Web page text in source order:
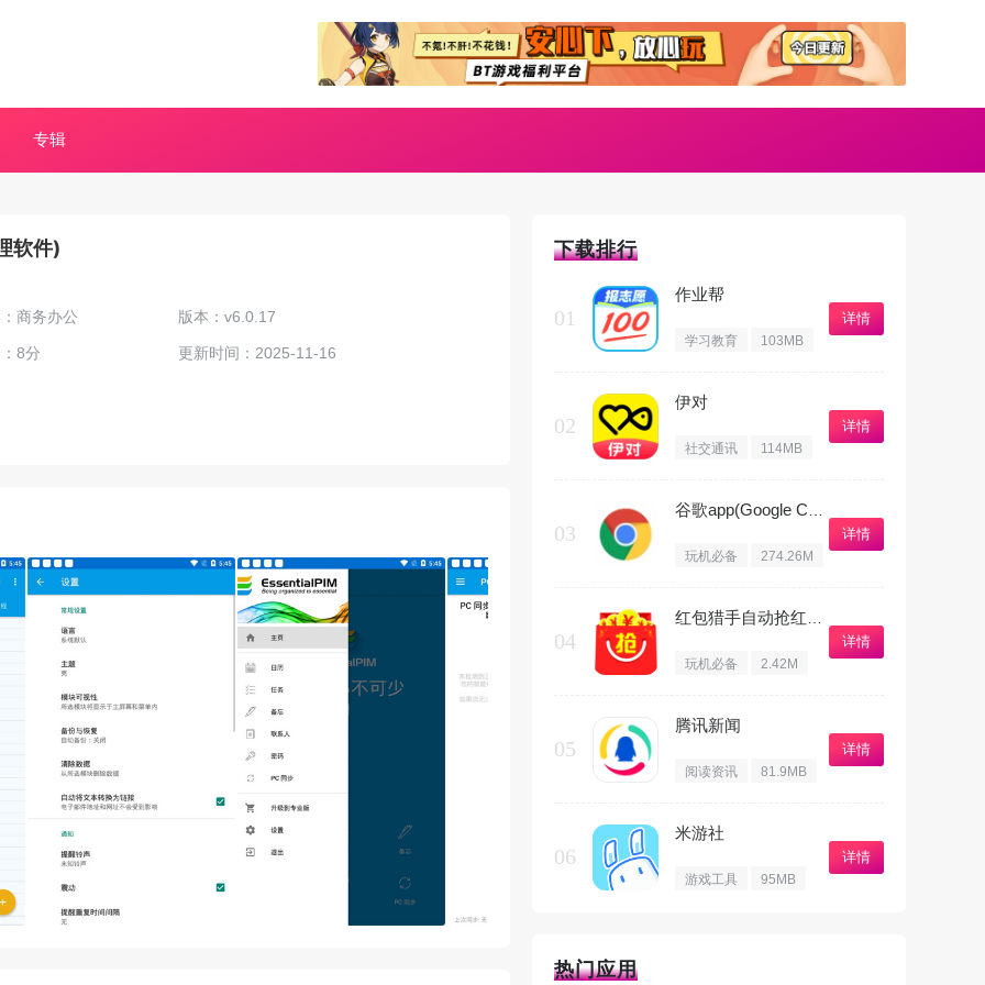
专辑
软件)
商务办公 版本：v6.0.17
8分 更新时间：2025-11-16
下载排行
01
作业帮
学习教育 103MB
详情
02
伊对
社交通讯 114MB
详情
03
玩机必备 274.26M
详情
04
玩机必备 2.42M
详情
05
腾讯新闻
阅读资讯 81.9MB
详情
06
米游社
游戏工具 95MB
详情
热门应用